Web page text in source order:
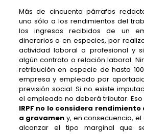
Más de cincuenta párrafos
uno sólo a los rendimientos del
los ingresos recibidos de un
dinerarios o en especies, por
actividad laboral o profesional y
algún contrato o relación laboral.
retribución en especie de hasta
empresa y empleado por
previsión social. Si no existe
el empleado no deberá tributar.
IRPF no lo considera
a gravamen y, en consecuencia,
alcanzar el tipo marginal que